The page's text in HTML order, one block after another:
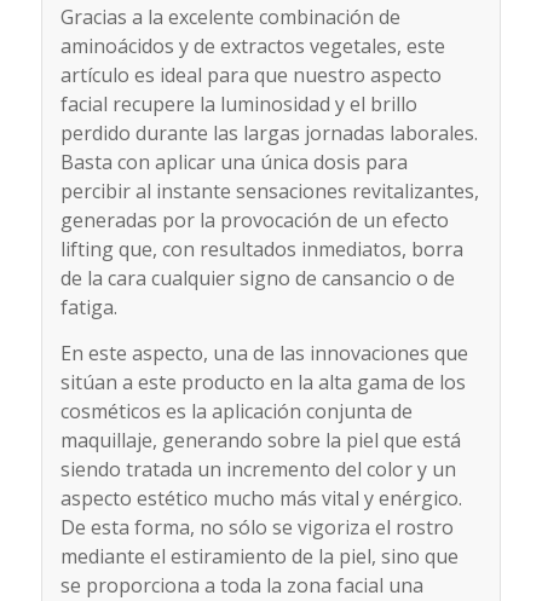
Gracias a la excelente combinación de
aminoácidos y de extractos vegetales, este
artículo es ideal para que nuestro aspecto
facial recupere la luminosidad y el brillo
perdido durante las largas jornadas laborales.
Basta con aplicar una única dosis para
percibir al instante sensaciones revitalizantes,
generadas por la provocación de un efecto
lifting que, con resultados inmediatos, borra
de la cara cualquier signo de cansancio o de
fatiga.
En este aspecto, una de las innovaciones que
sitúan a este producto en la alta gama de los
cosméticos es la aplicación conjunta de
maquillaje, generando sobre la piel que está
siendo tratada un incremento del color y un
aspecto estético mucho más vital y enérgico.
De esta forma, no sólo se vigoriza el rostro
mediante el estiramiento de la piel, sino que
se proporciona a toda la zona facial una